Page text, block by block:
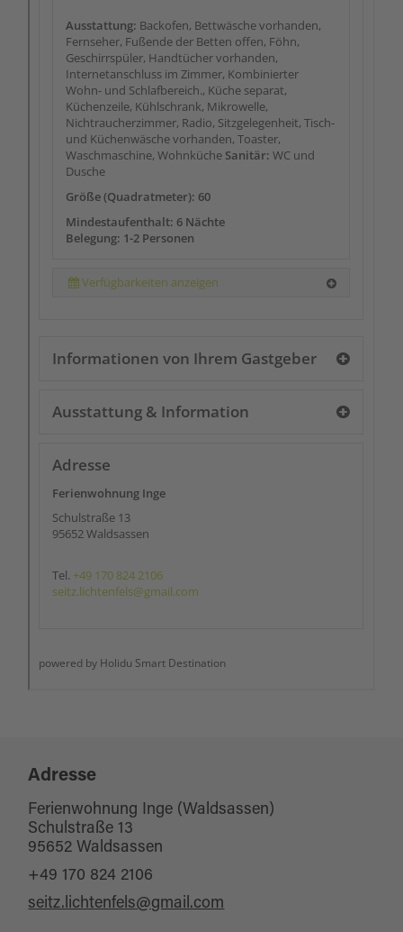
Adresse
Ferienwohnung Inge (Waldsassen)
Schulstraße 13
95652 Waldsassen
+49 170 824 2106
seitz.lichtenfels@gmail.com